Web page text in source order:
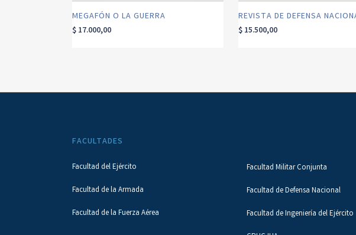
MEGAFÓN O LA GUERRA
$ 17.000,00
REVISTA DE DEFENSA
$ 15.500,00
FACULTADES
Facultad del Ejército
Facultad de la Armada
Facultad de la Fuerza Aérea
Facultad Militar Conjunta
Facultad de Defensa Nacional
Facultad de Ingeniería del Ejército